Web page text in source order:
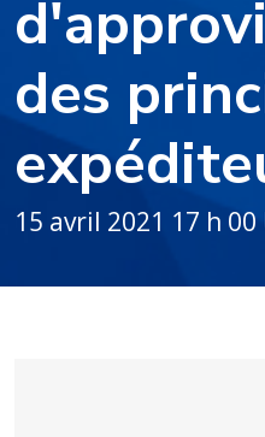
des
15 avril 2021 17 h 00